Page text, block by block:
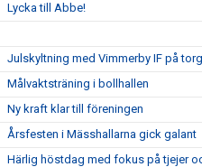
Lycka till Abbe!
Julskyltning med Vimmerby IF på
Målvaktsträning i bollhallen
Ny kraft klar till föreningen
Årsfesten i Mässhallarna gick galant
Härlig höstdag med fokus på tjejer